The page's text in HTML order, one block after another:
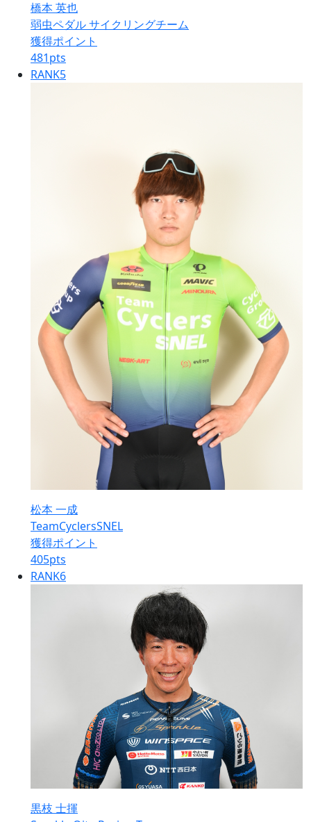
橋本 英也
弱虫ペダル サイクリングチーム
獲得ポイント
481pts
RANK5
松本 一成
TeamCyclersSNEL
獲得ポイント
405pts
RANK6
黒枝 士揮